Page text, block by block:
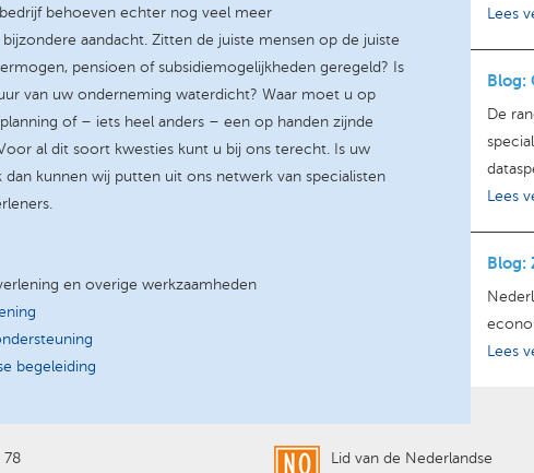
behoeven echter nog veel meer
aandacht. Zitten de juiste mensen op de juiste
pensioen of subsidiemogelijkheden geregeld? Is
van uw onderneming waterdicht? Waar moet u op
of – iets heel anders – een op handen zijnde
al dit soort kwesties kunt u bij ons terecht. Is uw
dan kunnen wij putten uit ons netwerk van specialisten
en overige werkzaamheden
begeleiding
Lees
Blog:
De
Lees
Blog:
Lees
78 Lid van de Nederlandse